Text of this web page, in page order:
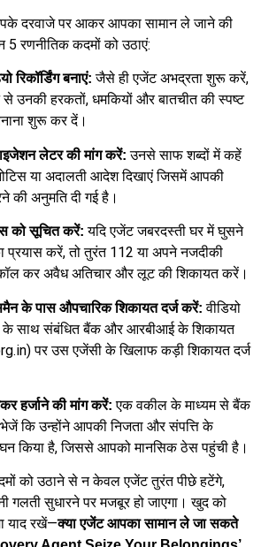
दरवाजे पर आकर आपका सामान ले जाने की
5 रणनीतिक कदमों को उठाएं:
रिकॉर्डिंग बनाएं: जैसे ही एजेंट अभद्रता शुरू करें,
उनकी हरकतों, धमकियों और बातचीत की स्पष्ट
शुरू कर दें।
लेटर की मांग करें: उनसे साफ शब्दों में कहें
या अदालती आदेश दिखाएं जिसमें आपकी
की अनुमति दी गई है।
को सूचित करें: यदि एजेंट जबरदस्ती घर में घुसने
प्रयास करें, तो तुरंत 112 या अपने नजदीकी
कर अवैध अतिचार और लूट की शिकायत करें।
के पास औपचारिक शिकायत दर्ज करें: वीडियो
के साथ संबंधित बैंक और आरबीआई के शिकायत
पर उस एजेंसी के खिलाफ कड़ी शिकायत दर्ज
हर्जाने की मांग करें: एक वकील के माध्यम से बैंक
कि उन्होंने आपकी निजता और संपत्ति के
किया है, जिससे आपको मानसिक ठेस पहुंची है।
को उठाने से न केवल एजेंट तुरंत पीछे हटेंगे,
गलती सुधारने पर मजबूर हो जाएगा। खुद को
याद रखें—क्या एजेंट आपका सामान ले जा सकते